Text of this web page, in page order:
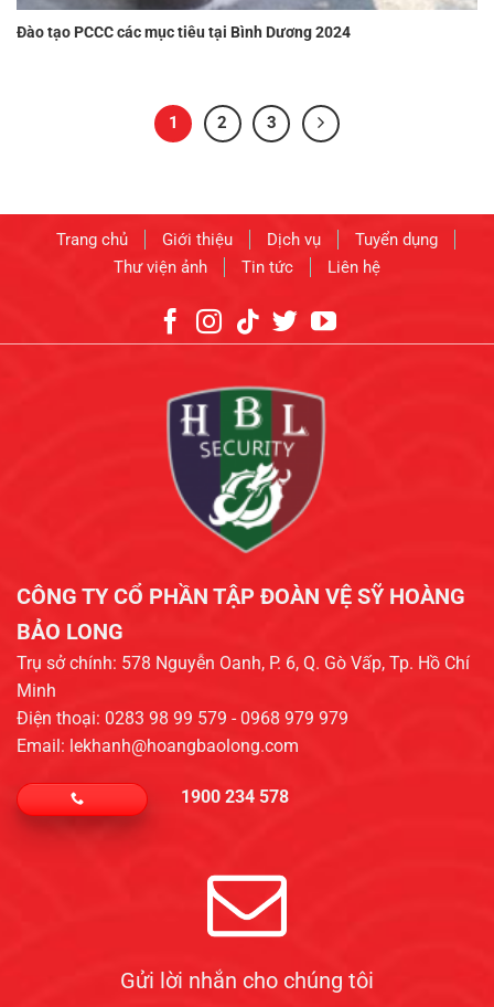
Đào tạo PCCC các mục tiêu tại Bình Dương 2024
1 2 3
Trang chủ Giới thiệu Dịch vụ
Tuyển dụng
Thư viện ảnh
Tin tức Liên hệ
CÔNG TY CỔ PHẦN TẬP ĐOÀN VỆ SỸ HOÀNG
BẢO LONG​
Trụ sở chính: 578 Nguyễn Oanh, P. 6, Q. Gò Vấp, Tp. Hồ Chí
Minh
Điện thoại: 0283 98 99 579 - 0968 979 979
Email: lekhanh@hoangbaolong.com
1900 234 578
Gửi lời nhắn cho chúng tôi